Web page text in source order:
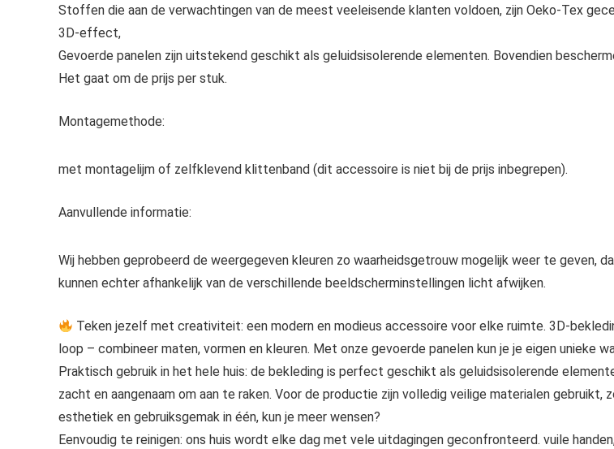
Stoffen die aan de verwachtingen van de meest veeleisende klanten voldoen, zijn Oeko-Tex
3D-effect,
Gevoerde panelen zijn uitstekend geschikt als geluidsisolerende elementen. Bovendien
Het gaat om de prijs per stuk.
Montagemethode:
met montagelijm of zelfklevend klittenband (dit accessoire is niet bij de prijs inbegrepen).
Aanvullende informatie:
Wij hebben geprobeerd de weergegeven kleuren zo waarheidsgetrouw mogelijk weer te geven,
kunnen echter afhankelijk van de verschillende beeldscherminstellingen licht afwijken.
Teken jezelf met creativiteit: een modern en modieus accessoire voor elke ruimte. 3D-
loop – combineer maten, vormen en kleuren. Met onze gevoerde panelen kun je je eigen unieke
Praktisch gebruik in het hele huis: de bekleding is perfect geschikt als geluidsisolerende
zacht en aangenaam om aan te raken. Voor de productie zijn volledig veilige materialen
esthetiek en gebruiksgemak in één, kun je meer wensen?
Eenvoudig te reinigen: ons huis wordt elke dag met vele uitdagingen geconfronteerd. vuile